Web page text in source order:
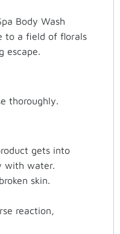
Body Wash
to a field of florals
escape.
thoroughly.
gets into
with water.
skin.
reaction,